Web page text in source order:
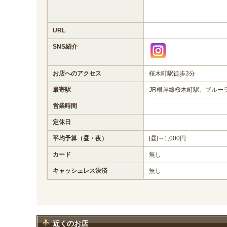
URL
SNS紹介
お店へのアクセス 桜木町駅徒歩3分
最寄駅 JR根岸線桜木町駅、ブルー
営業時間
定休日
平均予算（昼・夜） [昼]～1,000円
カード 無し
キャッシュレス決済 無し
近くのお店